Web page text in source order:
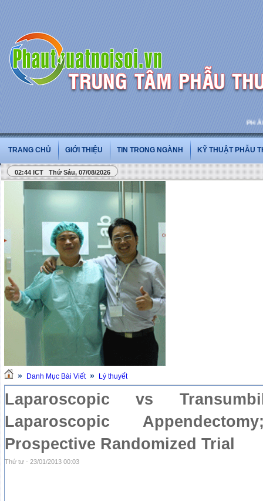
PHẪU
TRANG CHỦ GIỚI THIỆU TIN TRONG NGÀNH KỸ THUẬT PHẪU
02:44 ICT Thứ Sáu, 07/08/2026
» Danh Mục Bài Viết » Lý thuyết
Laparoscopic vs
Laparoscopic
Prospective Randomized Trial
Thứ tư - 23/01/2013 00:03